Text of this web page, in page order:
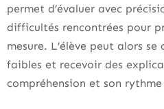
permet d’évaluer avec
difficultés rencontrées pour
mesure. L’élève peut alors
faibles et recevoir des
compréhension et son rythme